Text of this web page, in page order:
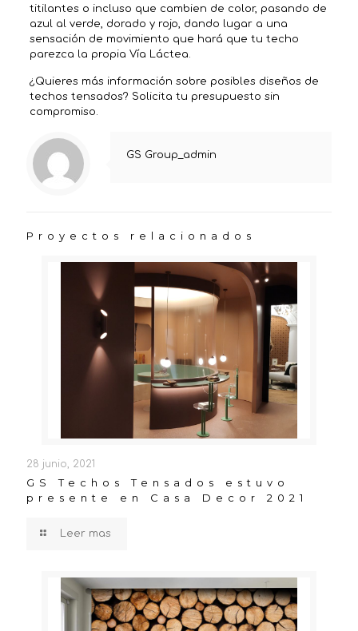
titilantes o incluso que cambien de color, pasando de
azul al verde, dorado y rojo, dando lugar a una
sensación de movimiento que hará que tu techo
parezca la propia Vía Láctea.
¿Quieres más información sobre posibles diseños de
techos tensados? Solicita tu presupuesto sin
compromiso.
GS Group_admin
Proyectos relacionados
28 junio, 2021
GS Techos Tensados estuvo
presente en Casa Decor 2021
Leer mas